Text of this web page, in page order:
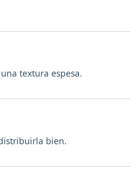
textura espesa.
bien.